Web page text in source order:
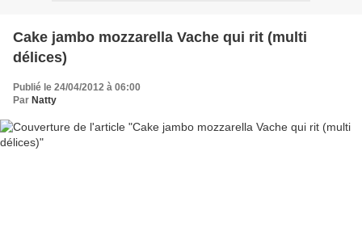
Cake jambo mozzarella Vache qui rit (multi
délices)
Publié le 24/04/2012 à 06:00
Par Natty